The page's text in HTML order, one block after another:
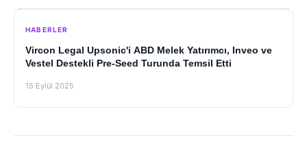
HABERLER
Vircon Legal Upsonic'i ABD Melek Yatırımcı, Inveo ve
Vestel Destekli Pre-Seed Turunda Temsil Etti
15 Eylül 2025